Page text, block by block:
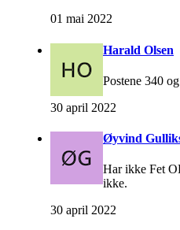
01 mai 2022
Harald Olsen
Postene 340
30 april 2022
Øyvind
Har ikke Fet
ikke.
30 april 2022